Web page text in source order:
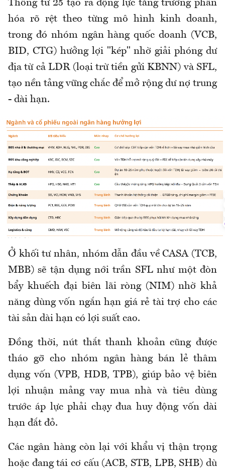
Thông tư 25 tạo ra động lực tăng trưởng phân
hóa rõ rệt theo từng mô hình kinh doanh,
trong đó nhóm ngân hàng quốc doanh (VCB,
BID, CTG) hưởng lợi "kép" nhờ giải phóng dư
địa từ cả LDR (loại trừ tiền gửi KBNN) và SFL,
tạo nền tảng vững chắc để mở rộng dư nợ trung
- dài hạn.
Ở khối tư nhân, nhóm dẫn đầu về CASA (TCB,
MBB) sẽ tận dụng nới trần SFL như một đòn
bẩy khuếch đại biên lãi ròng (NIM) nhờ khả
năng dùng vốn ngắn hạn giá rẻ tài trợ cho các
tài sản dài hạn có lợi suất cao.
Đồng thời, nút thắt thanh khoản cũng được
tháo gỡ cho nhóm ngân hàng bán lẻ thâm
dụng vốn (VPB, HDB, TPB), giúp bảo vệ biên
lợi nhuận mảng vay mua nhà và tiêu dùng
trước áp lực phải chạy đua huy động vốn dài
hạn đắt đỏ.
Các ngân hàng còn lại với khẩu vị thận trọng
hoặc đang tái cơ cấu (ACB, STB, LPB, SHB) dù